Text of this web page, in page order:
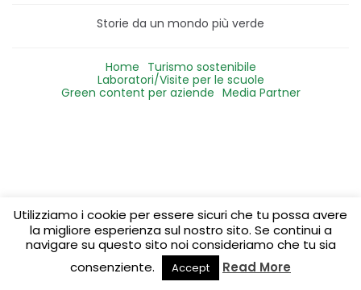
Storie da un mondo più verde
Home Turismo sostenibile
Laboratori/Visite per le scuole
Green content per aziende Media Partner
Utilizziamo i cookie per essere sicuri che tu possa avere
la migliore esperienza sul nostro sito. Se continui a
navigare su questo sito noi consideriamo che tu sia
consenziente.
Accept Read More